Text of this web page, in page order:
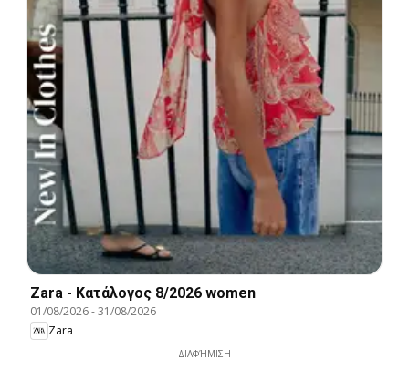
Zara - Kατάλογος 8/2026 women
01/08/2026-31/08/2026
Zara
ΔΙΑΦΉΜΙΣΗ